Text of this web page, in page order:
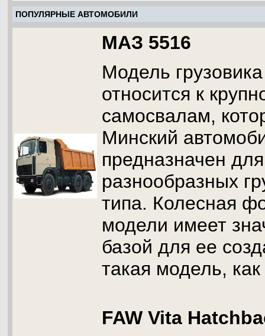
ПОПУЛЯРНЫЕ АВТОМОБИЛИ
МАЗ 5516
Модель
относится к
самосвалам,
Минский
предназначен
разнообразных
типа. Колесная
модели имеет
базой для ее
такая модель,
FAW Vita